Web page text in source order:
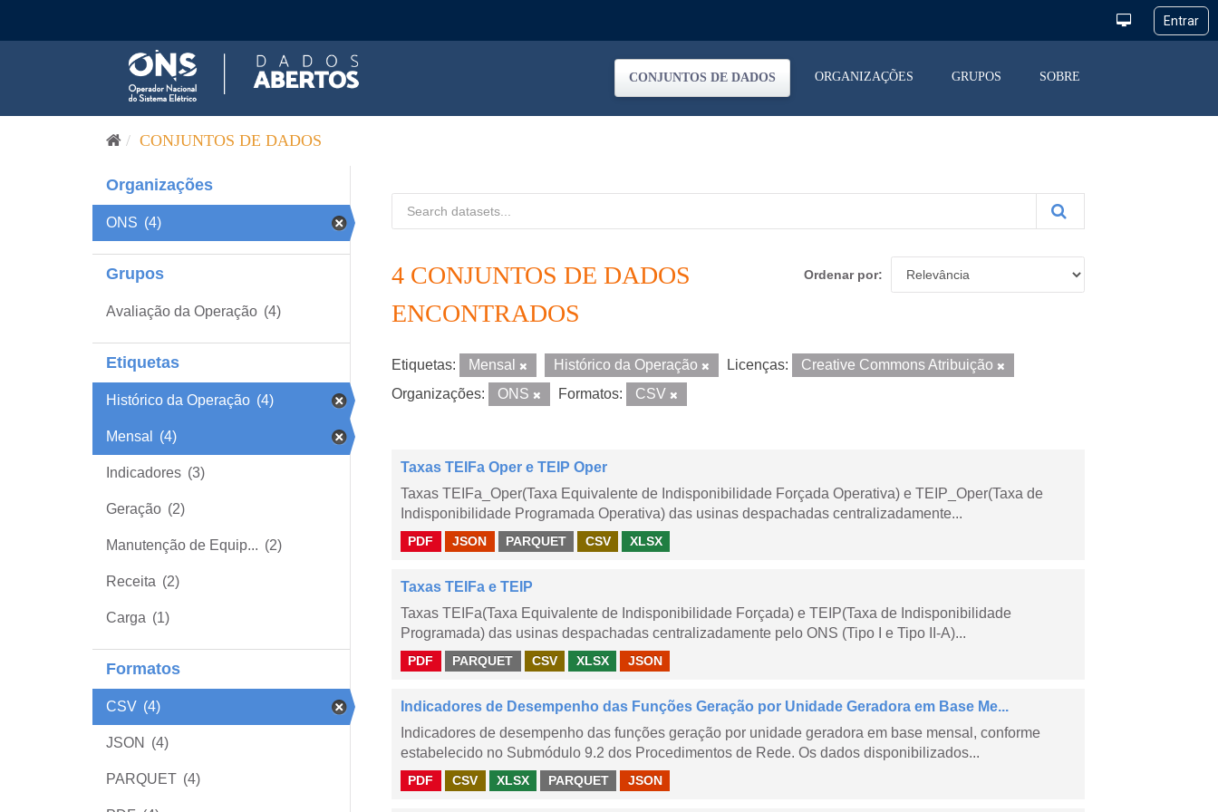
CONJUNTOS DE DADOS ORGANIZAÇÕES GRUPOS SOBRE
CONJUNTOS DE DADOS
Organizações
ONS (4)
Grupos
Avaliação da Operação (4)
Etiquetas
Histórico da Operação (4)
Mensal (4)
Indicadores (3)
Geração (2)
Manutenção de Equip... (2)
Receita (2)
Carga (1)
Formatos
CSV (4)
JSON (4)
PARQUET (4)
Ordenar por
4 CONJUNTOS DE DADOS
ENCONTRADOS
Etiquetas: Mensal Histórico da Operação Licenças:
Creative Commons Atribuição
Organizações:
ONS Formatos: CSV
Taxas TEIFa Oper e TEIP Oper
Taxas TEIFa_Oper(Taxa Equivalente de Indisponibilidade Forçada Operativa) e TEIP_Oper(Taxa de
Indisponibilidade Programada Operativa) das usinas despachadas centralizadamente...
PDF JSON PARQUET CSV XLSX
Taxas TEIFa e TEIP
Taxas TEIFa(Taxa Equivalente de Indisponibilidade Forçada) e TEIP(Taxa de Indisponibilidade
Programada) das usinas despachadas centralizadamente pelo ONS (Tipo I e Tipo II-A)...
PDF PARQUET CSV XLSX JSON
Indicadores de Desempenho das Funções Geração por Unidade Geradora em Base Me...
Indicadores de desempenho das funções geração por unidade geradora em base mensal, conforme
estabelecido no Submódulo 9.2 dos Procedimentos de Rede. Os dados disponibilizados...
PDF CSV XLSX PARQUET JSON